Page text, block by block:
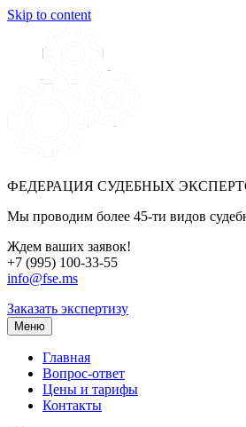
Skip to content
ФЕДЕРАЦИЯ СУДЕБНЫХ
Мы проводим более 45-ти видов
Ждем ваших заявок!
+7 (995) 100-33-55
info@fse.ms
Заказать экспертизу
Меню
Главная
Вопрос-ответ
Цены и тарифы
Контакты